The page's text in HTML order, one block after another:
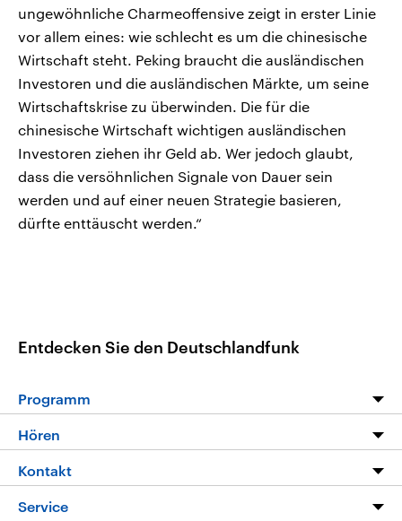
ungewöhnliche Charmeoffensive zeigt in erster Linie
vor allem eines: wie schlecht es um die chinesische
Wirtschaft steht. Peking braucht die ausländischen
Investoren und die ausländischen Märkte, um seine
Wirtschaftskrise zu überwinden. Die für die
chinesische Wirtschaft wichtigen ausländischen
Investoren ziehen ihr Geld ab. Wer jedoch glaubt,
dass die versöhnlichen Signale von Dauer sein
werden und auf einer neuen Strategie basieren,
dürfte enttäuscht werden.“
Entdecken Sie den Deutschlandfunk
Programm
Programm
Die Nachrichten
Nachrichtenleicht
Hören
Livestream
Kontakt
Hörerservice
Service